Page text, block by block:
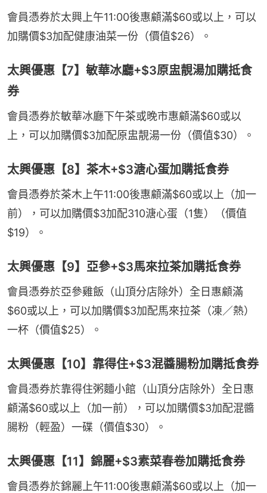
會員憑券於太興上午11:00後惠顧滿$60或以上，可以
加購價$3加配健康油菜一份（價值$26）。
太興優惠【7】敏華冰廳+$3原盅靚湯加購抵食
券
會員憑券於敏華冰廳下午茶或晚市惠顧滿$60或以
上，可以加購價$3加配原盅靚湯一份（價值$30）。
太興優惠【8】茶木+$3溏心蛋加購抵食券
會員憑券於茶木上午11:00後惠顧滿$60或以上（加一
前），可以加購價$3加配310溏心蛋（1隻）（價值
$19）。
太興優惠【9】亞參+$3馬來拉茶加購抵食券
會員憑券於亞參雞飯（山頂分店除外）全日惠顧滿
$60或以上，可以加購價$3加配馬來拉茶（凍／熱）
一杯（價值$25）。
太興優惠【10】靠得住+$3混醬腸粉加購抵食券
會員憑券於靠得住粥麵小館（山頂分店除外）全日惠
顧滿$60或以上（加一前），可以加購價$3加配混醬
腸粉（輕盈）一碟（價值$30）。
太興優惠【11】錦麗+$3素菜春卷加購抵食券
會員憑券於錦麗上午11:00後惠顧滿$60或以上（加一